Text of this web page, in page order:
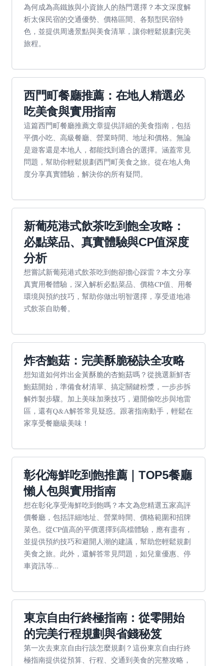
為何成為高鐵族與小資旅人的熱門選擇？本文深度解
析太保民宿的交通優勢、價格區間、各類型民宿特
色，並提供周邊景點與美食清單，讓你輕鬆規劃完美
旅程。
西門町餐廳推薦：在地人精選必
吃美食與實用指南
這篇西門町餐廳推薦文章提供詳細的美食指南，包括
平價小吃、高級餐廳、營業時間、地址和價格。無論
是遊客還是本地人，都能找到適合的選擇。涵蓋常見
問題，幫助你輕鬆規劃西門町美食之旅。從在地人角
度分享真實體驗，解決你的所有疑問。
新葡苑港式飲茶吃到飽全攻略：
必點菜品、真實體驗與CP值深度
分析
想嘗試新葡苑港式飲茶吃到飽卻擔心踩雷？本文分享
真實用餐體驗，深入解析必點菜品、價格CP值、用餐
環境與預約技巧，幫助你做出明智選擇，享受道地港
式飲茶自助餐。
炸杏鮑菇：完美酥脆秘訣全攻略
想知道如何炸出金黃酥脆的杏鮑菇嗎？從挑選新鮮杏
鮑菇開始，準備食材清單、搞定關鍵粉漿，一步步拆
解炸製步驟。加上美味加乘技巧，避開偷吃步與地雷
區，還有Q&A解答常見疑惑。跟著指南動手，輕鬆在
家享受餐廳級美味！
彰化海鮮吃到飽推薦｜TOP5餐廳
懶人包與實用指南
想在彰化享受海鮮吃到飽嗎？本文為您精選五家高評
價餐廳，包括詳細地址、營業時間、價格範圍和招牌
菜色。從CP值高的平價選擇到高檔體驗，應有盡有，
並提供預約技巧和避開人潮的建議，幫助您輕鬆規劃
美食之旅。此外，還解答常見問題，如兒童優惠、停
車資訊等...
東京自由行終極指南：從零開始
的完美行程規劃與省錢秘笈
第一次去東京自由行該怎麼規劃？這份東京自由行終
極指南提供從預算、行程、交通到美食的完整攻略，